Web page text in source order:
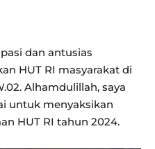
dan antusias
HUT RI masyarakat di
Alhamdulillah, saya
untuk menyaksikan
HUT RI tahun 2024.